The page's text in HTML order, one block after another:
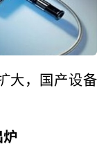
大，国产设备